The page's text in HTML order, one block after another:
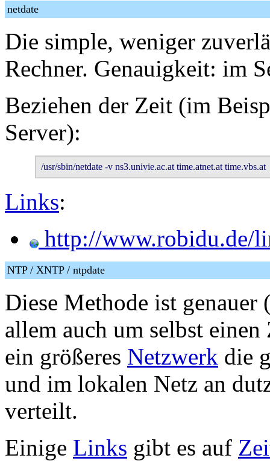
netdate
Die simple, weniger
Rechner. Genauigkeit: im
Beziehen der Zeit (im
Server):
/usr/sbin/netdate -v ns3.univie.ac.at time.atnet.at time.vbs.at
Links:
http://www.robidu.de/
NTP / XNTP / ntpdate
Diese Methode ist
allem auch um selbst
ein größeres Netzwerk die
und im lokalen Netz an
verteilt.
Einige Links gibt es auf